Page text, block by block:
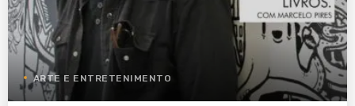
ARTE E ENTRETENIMENTO